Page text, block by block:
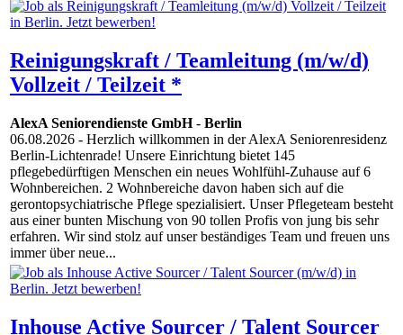
Reinigungskraft / Teamleitung (m/w/d)
Vollzeit / Teilzeit *
AlexA Seniorendienste GmbH- Berlin
06.08.2026 - Herzlich willkommen in der AlexA Seniorenresidenz
Berlin-Lichtenrade! Unsere Einrichtung bietet 145
pflegebedürftigen Menschen ein neues Wohlfühl-Zuhause auf 6
Wohnbereichen. 2 Wohnbereiche davon haben sich auf die
gerontopsychiatrische Pflege spezialisiert. Unser Pflegeteam besteht
aus einer bunten Mischung von 90 tollen Profis von jung bis sehr
erfahren. Wir sind stolz auf unser beständiges Team und freuen uns
immer über neue...
Inhouse Active Sourcer / Talent Sourcer